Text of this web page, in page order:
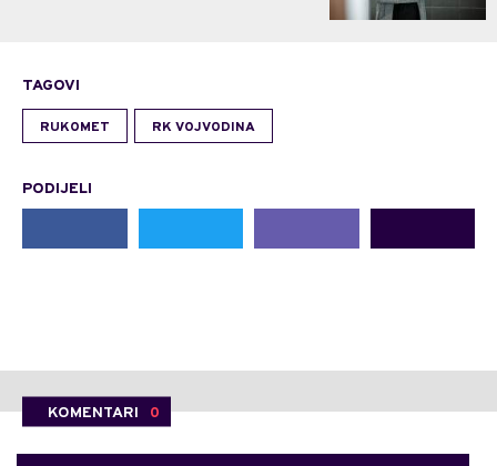
TAGOVI
RUKOMET RK VOJVODINA
PODIJELI
KOMENTARI 0